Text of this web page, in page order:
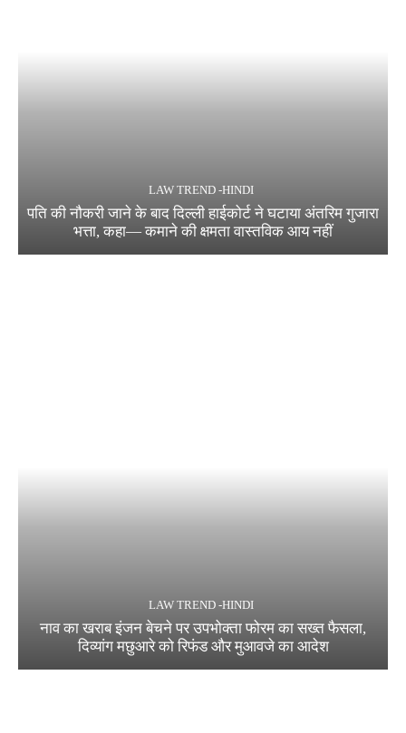
LAW TREND -HINDI
पति की नौकरी जाने के बाद दिल्ली हाईकोर्ट ने घटाया अंतरिम गुजारा
भत्ता, कहा— कमाने की क्षमता वास्तविक आय नहीं
LAW TREND -HINDI
नाव का खराब इंजन बेचने पर उपभोक्ता फोरम का सख्त फैसला,
दिव्यांग मछुआरे को रिफंड और मुआवजे का आदेश